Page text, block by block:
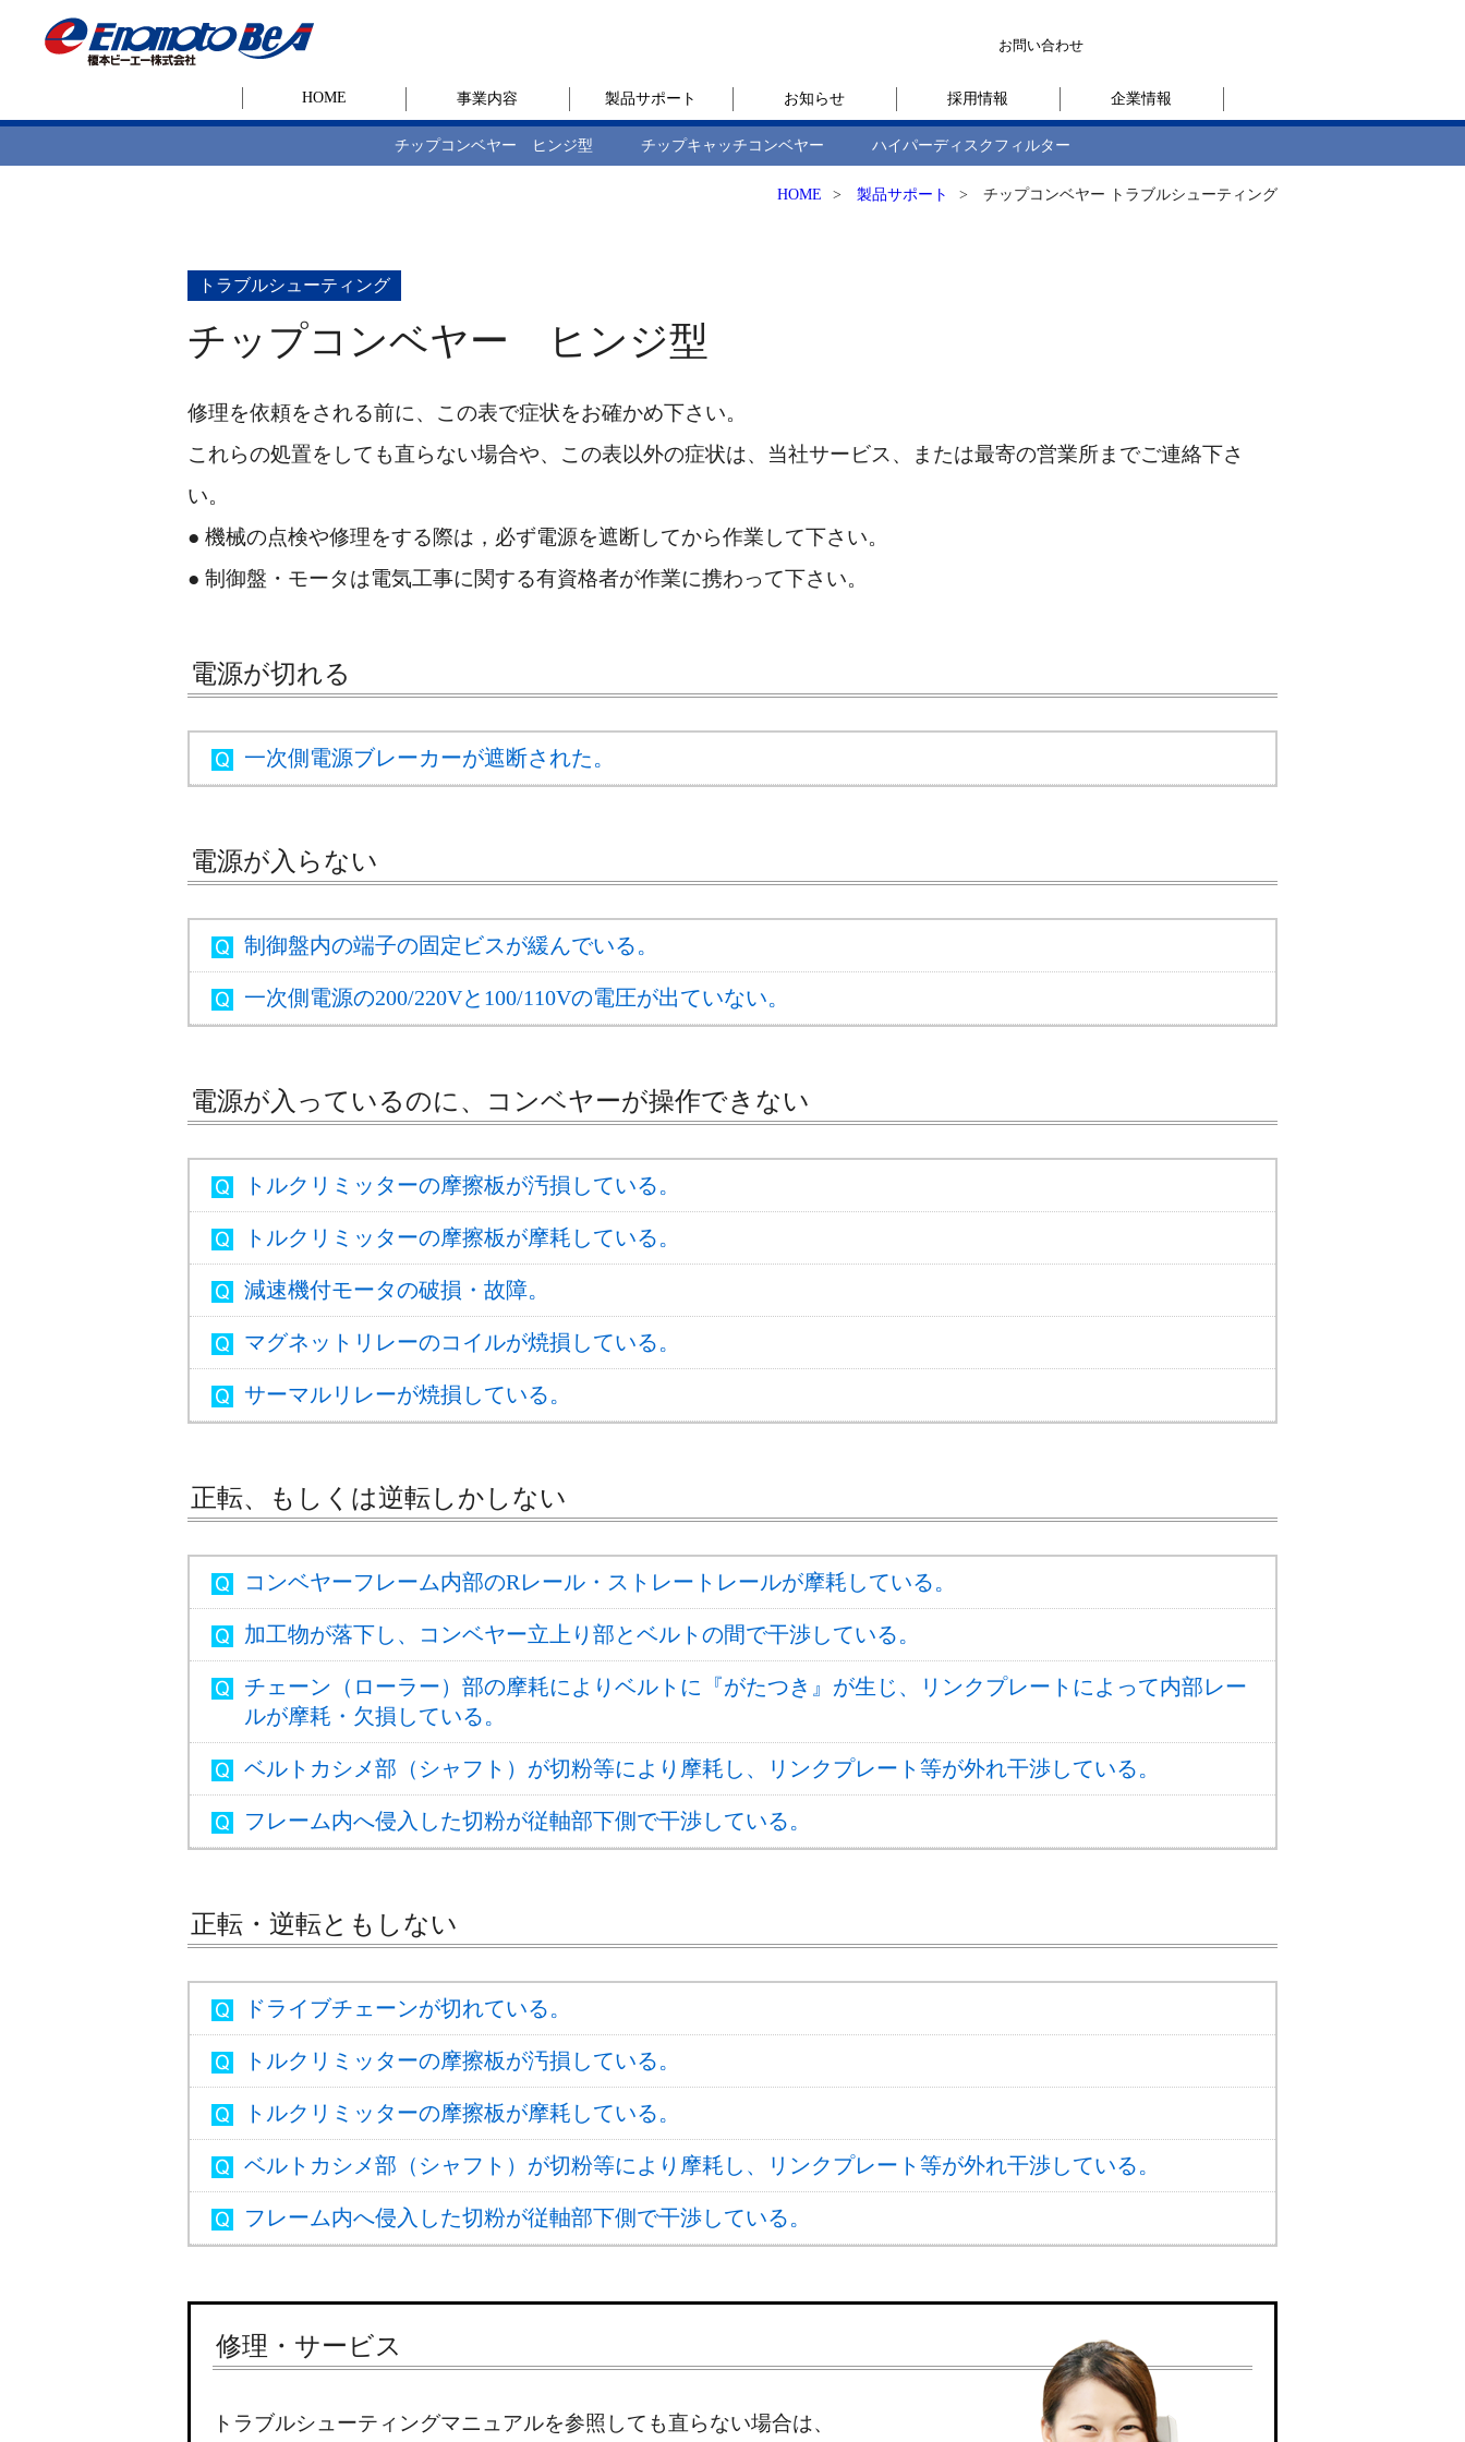
HOME 事業内容 製品サポート お知らせ 採用情報 企業情報
お問い合わせ
チップコンベヤー ヒンジ型 チップキャッチコンベヤー ハイパーディスクフィルター
HOME > 製品サポート > チップコンベヤー トラブルシューティング
トラブルシューティング
チップコンベヤー ヒンジ型
修理を依頼をされる前に、この表で症状をお確かめ下さい。
これらの処置をしても直らない場合や、この表以外の症状は、当社サービス、または最寄の営業所までご連絡下さ
い。
● 機械の点検や修理をする際は，必ず電源を遮断してから作業して下さい。
● 制御盤・モータは電気工事に関する有資格者が作業に携わって下さい。
電源が切れる
一次側電源ブレーカーが遮断された。
電源が入らない
制御盤内の端子の固定ビスが緩んでいる。
一次側電源の200/220Vと100/110Vの電圧が出ていない。
電源が入っているのに、コンベヤーが操作できない
トルクリミッターの摩擦板が汚損している。
トルクリミッターの摩擦板が摩耗している。
減速機付モータの破損・故障。
マグネットリレーのコイルが焼損している。
サーマルリレーが焼損している。
正転、もしくは逆転しかしない
コンベヤーフレーム内部のRレール・ストレートレールが摩耗している。
加工物が落下し、コンベヤー立上り部とベルトの間で干渉している。
チェーン（ローラー）部の摩耗によりベルトに『がたつき』が生じ、リンクプレートによって内部レー
ルが摩耗・欠損している。
ベルトカシメ部（シャフト）が切粉等により摩耗し、リンクプレート等が外れ干渉している。
フレーム内へ侵入した切粉が従軸部下側で干渉している。
正転・逆転ともしない
ドライブチェーンが切れている。
トルクリミッターの摩擦板が汚損している。
トルクリミッターの摩擦板が摩耗している。
ベルトカシメ部（シャフト）が切粉等により摩耗し、リンクプレート等が外れ干渉している。
フレーム内へ侵入した切粉が従軸部下側で干渉している。
修理・サービス
トラブルシューティングマニュアルを参照しても直らない場合は、